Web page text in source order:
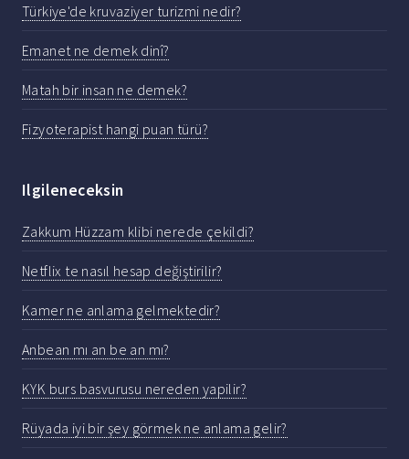
Türkiye'de kruvaziyer turizmi nedir?
Emanet ne demek dinî?
Matah bir insan ne demek?
Fizyoterapist hangi puan türü?
Ilgileneceksin
Zakkum Hüzzam klibi nerede çekildi?
Netflix te nasıl hesap değiştirilir?
Kamer ne anlama gelmektedir?
Anbean mı an be an mı?
KYK burs basvurusu nereden yapilir?
Rüyada iyi bir şey görmek ne anlama gelir?